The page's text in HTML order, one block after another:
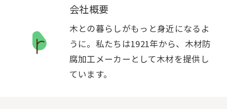
会社概要
木との暮らしがもっと身近になるよ
うに。私たちは1921年から、木材防
腐加工メーカーとして木材を提供し
ています。